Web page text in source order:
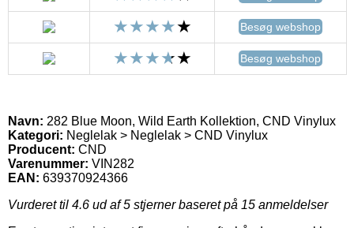
Besøg webshop
Besøg webshop
Navn: 282 Blue Moon, Wild Earth Kollektion, CND Vinylux
Kategori: Neglelak > Neglelak > CND Vinylux
Producent: CND
Varenummer: VIN282
EAN: 639370924366
Vurderet til 4.6 ud af 5 stjerner baseret på 15 anmeldelser